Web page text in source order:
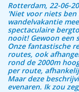
Rotterdam, 22-06-
'Niet voor niets
wandelvakantie
spectaculaire
nooit! Gewoon een
Onze fantastische
routes, ook
rond de 2000m
per route,
Maar deze
evenaren. Ik zou